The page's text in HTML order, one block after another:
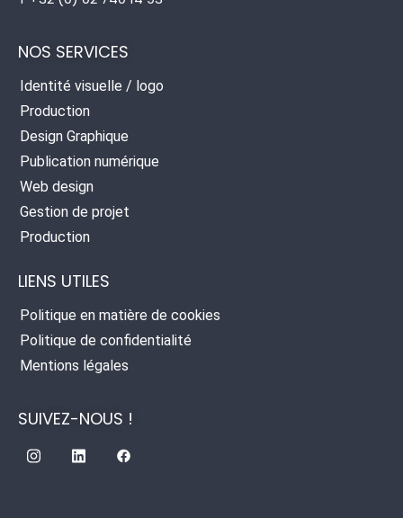
NOS SERVICES
Identité visuelle / logo
Production
Design Graphique
Publication numérique
Web design
Gestion de projet
Production
LIENS UTILES
Politique en matière de cookies
Politique de confidentialité
Mentions légales
SUIVEZ-NOUS !